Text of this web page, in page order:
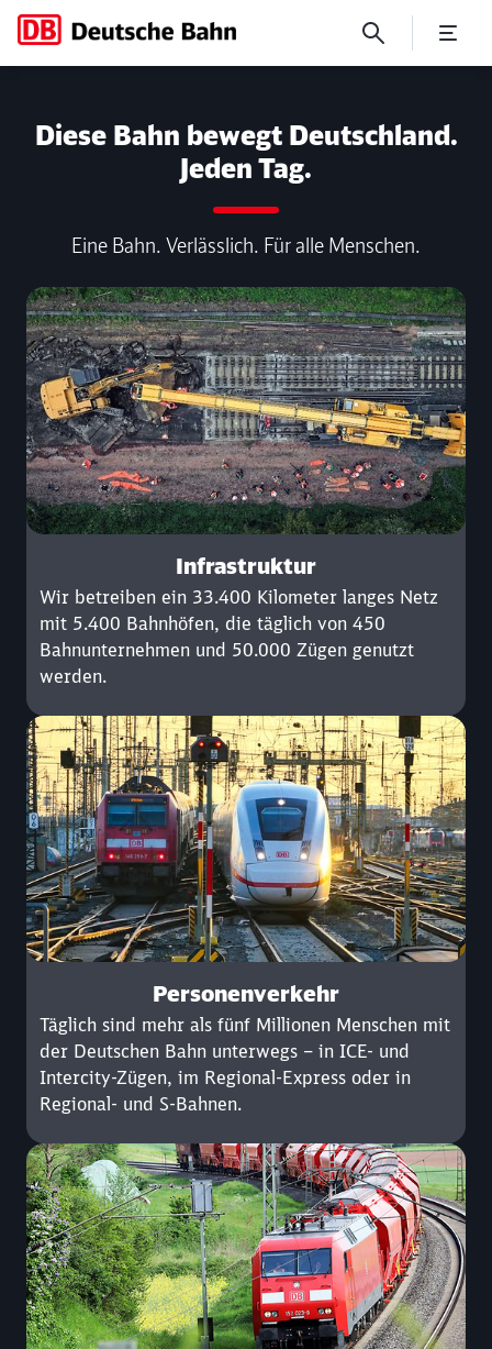
Diese Bahn bewegt Deutschland.
Jeden Tag.
Eine Bahn. Verlässlich. Für alle Menschen.
Infrastruktur
Wir betreiben ein 33.400 Kilometer langes Netz
mit 5.400 Bahnhöfen, die täglich von 450
Bahnunternehmen und 50.000 Zügen genutzt
werden.
Personenverkehr
Täglich sind mehr als fünf Millionen Menschen mit
der Deutschen Bahn unterwegs – in ICE- und
Intercity-Zügen, im Regional-Express oder in
Regional- und S-Bahnen.